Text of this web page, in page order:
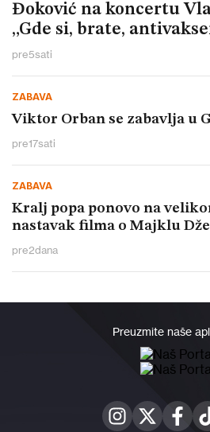
Đoković na koncertu
„Gde si, brate,
pre5sati
ZABAVA
Viktor Orban se zabavlja u
pre17sati
ZABAVA
Kralj popa ponovo na
nastavak filma o Majklu
pre2dana
Preuzmite naše